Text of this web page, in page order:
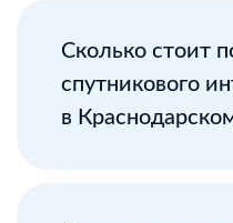
Сколько стоит
спутникового
в